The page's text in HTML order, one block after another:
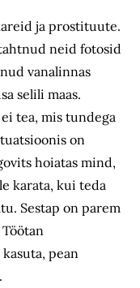
ja prostituute.
neid fotosid
vanalinnas
selili maas.
tea, mis tundega
on
hoiatas mind,
karata, kui teda
Sestap on parem
pean